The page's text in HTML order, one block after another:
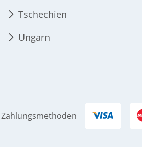
Tschechien
Ungarn
Zahlungsmethoden